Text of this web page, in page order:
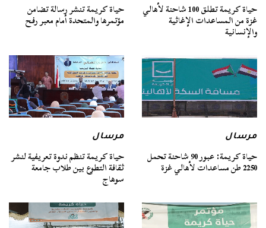
حياة كريمة تطلق 100 شاحنة لأهالي
غزة من المساعدات الإغاثية
والإنسانية
حياة كريمة تنشر رسالة تضامن
مؤتمرها والمتحدة أمام معبر رفح
مرسال
حياة كريمة: عبور 90 شاحنة تحمل
2250 طن مساعدات لأهالي غزة
مرسال
حياة كريمة تنظم ندوة تعريفية لنشر
ثقافة التطوع بين طلاب جامعة
سوهاج